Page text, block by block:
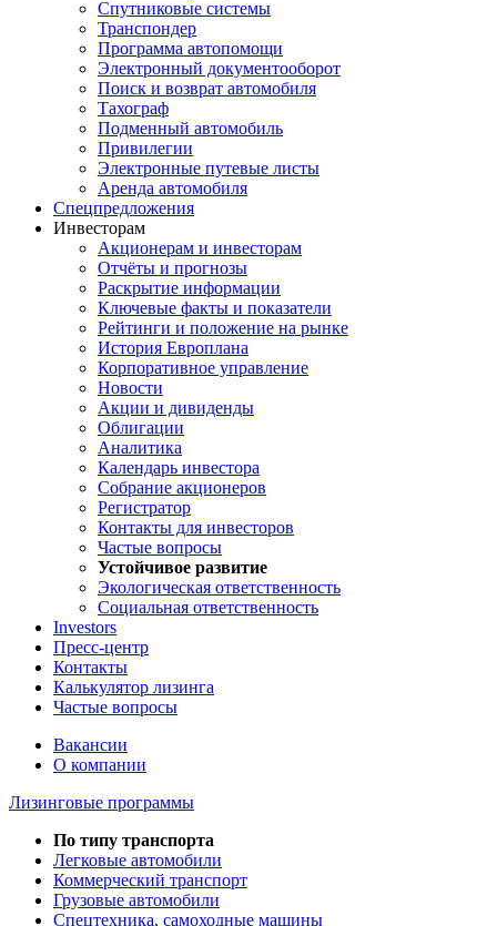
Спутниковые системы
Транспондер
Программа автопомощи
Электронный документооборот
Поиск и возврат автомобиля
Тахограф
Подменный автомобиль
Привилегии
Электронные путевые листы
Аренда автомобиля
Спецпредложения
Инвесторам
Акционерам и инвесторам
Отчёты и прогнозы
Раскрытие информации
Ключевые факты и показатели
Рейтинги и положение на рынке
История Европлана
Корпоративное управление
Новости
Акции и дивиденды
Облигации
Аналитика
Календарь инвестора
Собрание акционеров
Регистратор
Контакты для инвесторов
Частые вопросы
Устойчивое развитие
Экологическая ответственность
Социальная ответственность
Investors
Пресс-центр
Контакты
Калькулятор лизинга
Частые вопросы
Вакансии
О компании
Лизинговые программы
По типу транспорта
Легковые автомобили
Коммерческий транспорт
Грузовые автомобили
Спецтехника, самоходные машины